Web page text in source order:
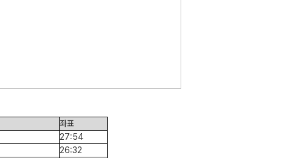
좌표
27:54
26:32